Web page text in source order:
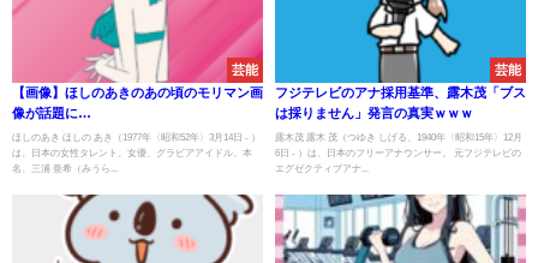
芸能
【画像】ほしのあきのあの頃のモリマン画
像が話題に
wwwwwwwwwwwwwwwwwwwwwwwwwwwwwwwwwwww
ほしのあき ほしの あき（1977年〈昭和52年〉3月14日 - ）
は、日本の女性タレント、女優、グラビアアイドル。本
名、三浦 亜希（みうら...
芸能
フジテレビのアナ採用基準、露木茂「ブス
は採りません」発言の真実ｗｗｗ
露木茂 露木 茂（つゆき しげる、1940年〈昭和15年〉12月
6日 - ）は、日本のフリーアナウンサー。 元フジテレビの
エグゼクティブアナ...